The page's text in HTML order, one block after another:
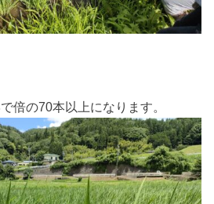
倍の70本以上になります。